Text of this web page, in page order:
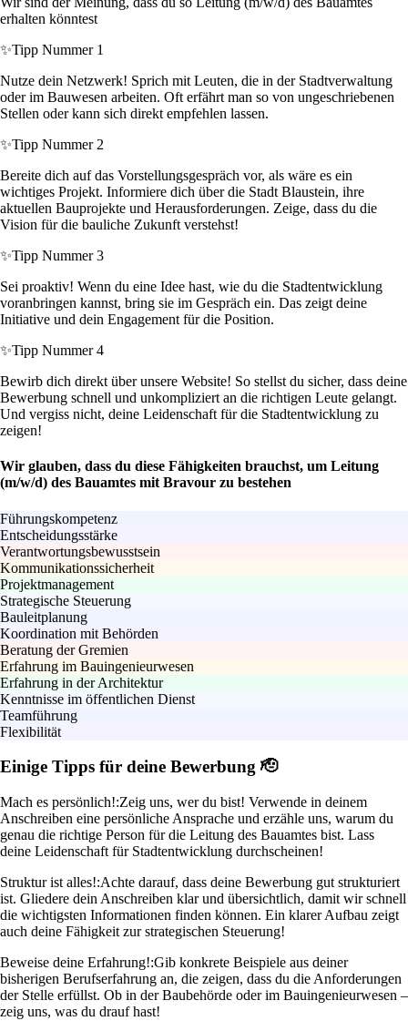
erhalten könntest
✨Tipp Nummer 1
Nutze dein Netzwerk! Sprich mit Leuten, die in der Stadtverwaltung
oder im Bauwesen arbeiten. Oft erfährt man so von ungeschriebenen
Stellen oder kann sich direkt empfehlen lassen.
✨Tipp Nummer 2
Bereite dich auf das Vorstellungsgespräch vor, als wäre es ein
wichtiges Projekt. Informiere dich über die Stadt Blaustein, ihre
aktuellen Bauprojekte und Herausforderungen. Zeige, dass du die
Vision für die bauliche Zukunft verstehst!
✨Tipp Nummer 3
Sei proaktiv! Wenn du eine Idee hast, wie du die Stadtentwicklung
voranbringen kannst, bring sie im Gespräch ein. Das zeigt deine
Initiative und dein Engagement für die Position.
✨Tipp Nummer 4
Bewirb dich direkt über unsere Website! So stellst du sicher, dass deine
Bewerbung schnell und unkompliziert an die richtigen Leute gelangt.
Und vergiss nicht, deine Leidenschaft für die Stadtentwicklung zu
zeigen!
Wir glauben, dass du diese Fähigkeiten brauchst, um Leitung
(m/w/d) des Bauamtes mit Bravour zu bestehen
Führungskompetenz
Entscheidungsstärke
Verantwortungsbewusstsein
Kommunikationssicherheit
Projektmanagement
Strategische Steuerung
Bauleitplanung
Koordination mit Behörden
Beratung der Gremien
Erfahrung im Bauingenieurwesen
Erfahrung in der Architektur
Kenntnisse im öffentlichen Dienst
Teamführung
Flexibilität
Einige Tipps für deine Bewerbung 🫡
Mach es persönlich!:Zeig uns, wer du bist! Verwende in deinem
Anschreiben eine persönliche Ansprache und erzähle uns, warum du
genau die richtige Person für die Leitung des Bauamtes bist. Lass
deine Leidenschaft für Stadtentwicklung durchscheinen!
Struktur ist alles!:Achte darauf, dass deine Bewerbung gut strukturiert
ist. Gliedere dein Anschreiben klar und übersichtlich, damit wir schnell
die wichtigsten Informationen finden können. Ein klarer Aufbau zeigt
auch deine Fähigkeit zur strategischen Steuerung!
Beweise deine Erfahrung!:Gib konkrete Beispiele aus deiner
bisherigen Berufserfahrung an, die zeigen, dass du die Anforderungen
der Stelle erfüllst. Ob in der Baubehörde oder im Bauingenieurwesen –
zeig uns, was du drauf hast!